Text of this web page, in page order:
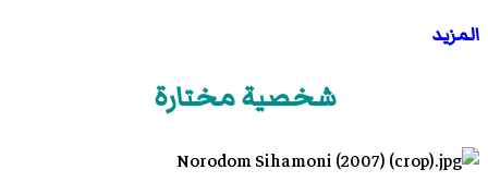
المزيد
شخصية مختارة